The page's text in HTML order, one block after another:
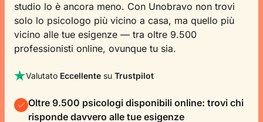
studio lo è ancora meno. Con Unobravo non trovi
solo lo psicologo più vicino a casa, ma quello più
vicino alle tue esigenze — tra oltre 9.500
professionisti online, ovunque tu sia.
Valutato Eccellente su Trustpilot
Oltre 9.500 psicologi disponibili online: trovi chi
risponde davvero alle tue esigenze